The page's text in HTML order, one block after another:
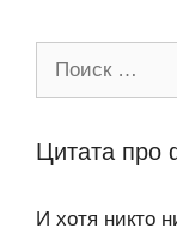
Цитата про
И хотя никто